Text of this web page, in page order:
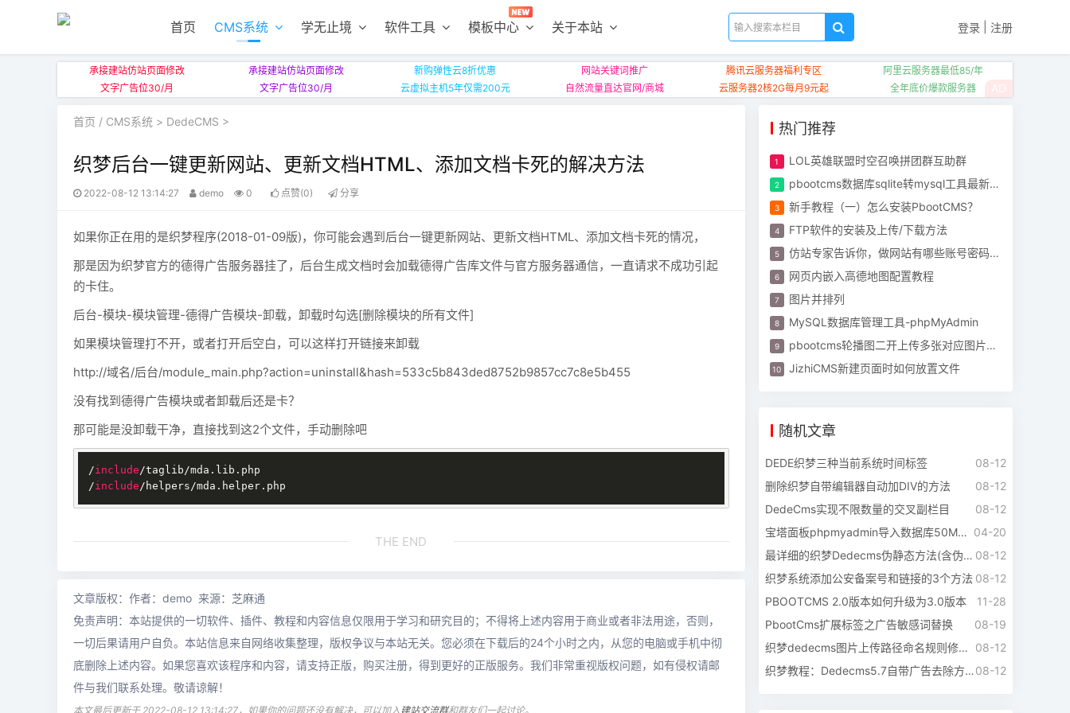
首页 CMS系统 学无止境 软件工具 模板中心 关于本站 登录 注册
承接建站仿站页面修改
文字广告位30/月
承接建站仿站页面修改
文字广告位30/月
新购弹性云8折优惠
云虚拟主机5年仅需200元
网站关键词推广
自然流量直达官网/商城
腾讯云服务器福利专区
云服务器2核2G每月9元起
阿里云服务器最低85/年
全年底价爆款服务器
首页 / CMS系统 > DedeCMS >
织梦后台一键更新网站、更新文档HTML、添加文档卡死的解决方法
2022-08-12 13:14:27 demo 0 点赞(0) 分享
如果你正在用的是织梦程序(2018-01-09版)，你可能会遇到后台一键更新网站、更新文档HTML、添加文档卡死的情况，
那是因为织梦官方的德得广告服务器挂了，后台生成文档时会加载德得广告库文件与官方服务器通信，一直请求不成功引起
的卡住。
后台-模块-模块管理-德得广告模块-卸载，卸载时勾选[删除模块的所有文件]
如果模块管理打不开，或者打开后空白，可以这样打开链接来卸载
http://域名/后台/module_main.php?action=uninstall&hash=533c5b843ded8752b9857cc7c8e5b455
没有找到德得广告模块或者卸载后还是卡？
那可能是没卸载干净，直接找到这2个文件，手动删除吧
/include/taglib/mda.lib.php
/include/helpers/mda.helper.php
THE END
文章版权：作者：demo 来源：芝麻通
免责声明：本站提供的一切软件、插件、教程和内容信息仅限用于学习和研究目的；不得将上述内容用于商业或者非法用途，否则，
一切后果请用户自负。本站信息来自网络收集整理，版权争议与本站无关。您必须在下载后的24个小时之内，从您的电脑或手机中彻
底删除上述内容。如果您喜欢该程序和内容，请支持正版，购买注册，得到更好的正版服务。我们非常重视版权问题，如有侵权请邮
件与我们联系处理。敬请谅解！
本文最后更新于 2022-08-12 13:14:27，如果你的问题还没有解决，可以加入 建站交流群和群友们一起讨论。
热门推荐
LOL英雄联盟时空召唤拼团群互助群
pbootcms数据库sqlite转mysql工具最新版（附问题解答）
新手教程（一）怎么安装PbootCMS？
FTP软件的安装及上传/下载方法
仿站专家告诉你，做网站有哪些账号密码需要管理？
网页内嵌入高德地图配置教程
图片并排列
MySQL数据库管理工具-phpMyAdmin
pbootcms轮播图二开上传多张对应图片或视频
JizhiCMS新建页面时如何放置文件
随机文章
DEDE织梦三种当前系统时间标签
08-12
删除织梦自带编辑器自动加DIV的方法
08-12
DedeCms实现不限数量的交叉副栏目
08-12
宝塔面板phpmyadmin导入数据库50M的修改方法
04-20
最详细的织梦Dedecms伪静态方法(含伪静态规则) 08-12
织梦系统添加公安备案号和链接的3个方法 08-12
PBOOTCMS 2.0版本如何升级为3.0版本
11-28
PbootCms扩展标签之广告敏感词替换
08-19
织梦dedecms图片上传路径命名规则修改方法
08-12
织梦教程：Dedecms5.7自带广告去除方法全方略 08-12